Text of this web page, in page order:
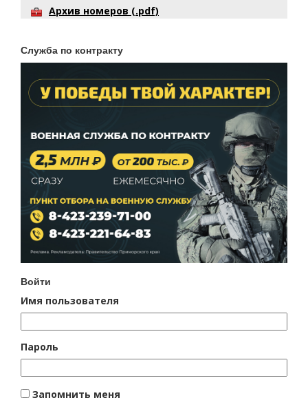
Архив номеров (.pdf)
Служба по контракту
Войти
Имя пользователя
Пароль
Запомнить меня